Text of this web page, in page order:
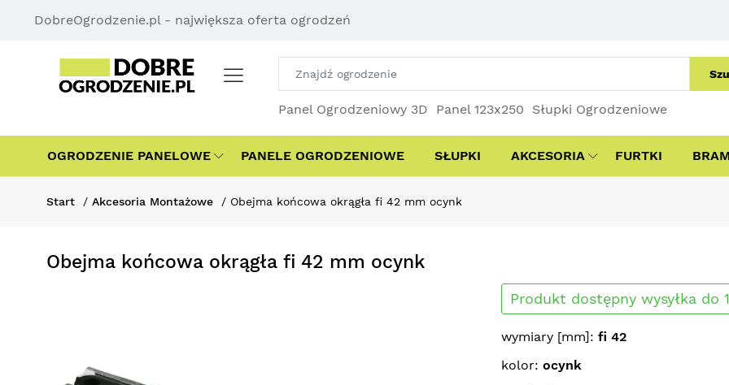
DobreOgrodzenie.pl - największa oferta ogrodzeń
Panel Ogrodzeniowy 3D Panel 123x250 Słupki Ogrodzeniowe
OGRODZENIE PANELOWE PANELE OGRODZENIOWE SŁUPKI AKCESORIA FURTKI
Start Akcesoria Montażowe Obejma końcowa okrągła fi 42 mm ocynk
Obejma końcowa okrągła fi 42 mm ocynk
Produkt dostępny wysyłka do
wymiary [mm]: fi 42
kolor: ocynk